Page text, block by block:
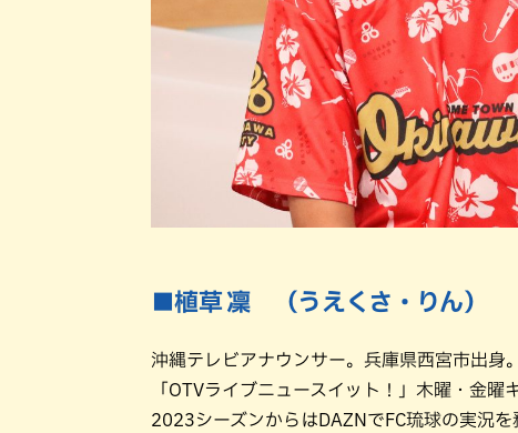
■植草 凜 （うえくさ・りん）
沖縄テレビアナウンサー。兵庫県西宮市出身
「OTVライブニュースイット！」木曜・金曜
2023シーズンからはDAZNでFC琉球の実況